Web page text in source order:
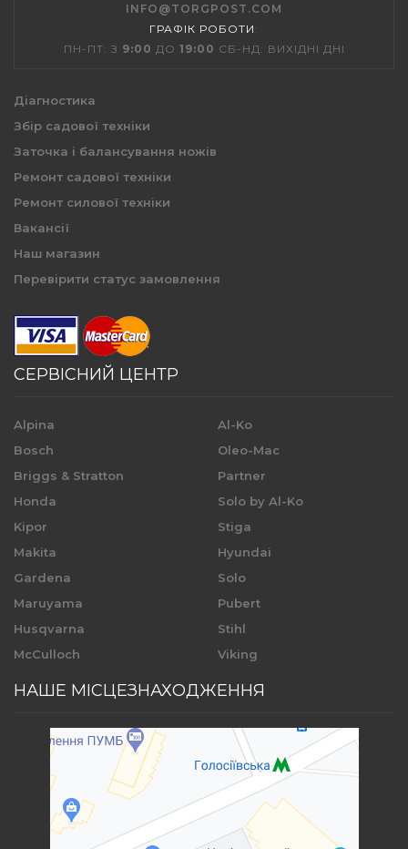
INFO@TORGPOST.COM
ГРАФІК РОБОТИ :
ПН-ПТ: З 9:00 ДО 19:00 СБ-НД: ВИХІДНІ ДНІ
Діагностика
Збір садової техніки
Заточка і балансування ножів
Ремонт садової техніки
Ремонт силової техніки
Вакансії
Наш магазин
Перевірити статус замовлення
СЕРВІСНИЙ ЦЕНТР
Alpina
Bosch
Briggs & Stratton
Honda
Kipor
Makita
Gardena
Maruyama
Husqvarna
McCulloch
Al-Ko
Oleo-Mac
Partner
Solo by Al-Ko
Stiga
Hyundai
Solo
Pubert
Stihl
Viking
НАШЕ МІСЦЕЗНАХОДЖЕННЯ